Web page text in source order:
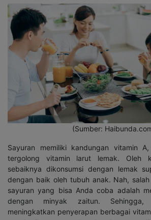
(Sumber:
Sayuran memiliki kandungan vitamin
tergolong vitamin larut lemak. Oleh
sebaiknya dikonsumsi dengan lemak
dengan baik oleh tubuh anak. Nah,
sayuran yang bisa Anda coba adalah
dengan minyak zaitun. Sehingga,
meningkatkan penyerapan berbagai